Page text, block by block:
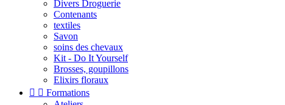
Divers Droguerie
Contenants
textiles
Savon
soins des chevaux
Kit - Do It Yourself
Brosses, goupillons
Elixirs floraux
  Formations